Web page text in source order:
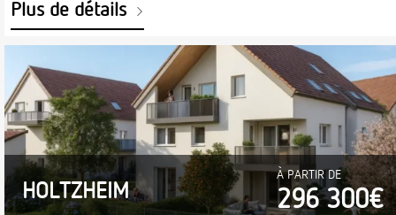
Plus de détails
HOLTZHEIM
À PARTIR DE
296 300€